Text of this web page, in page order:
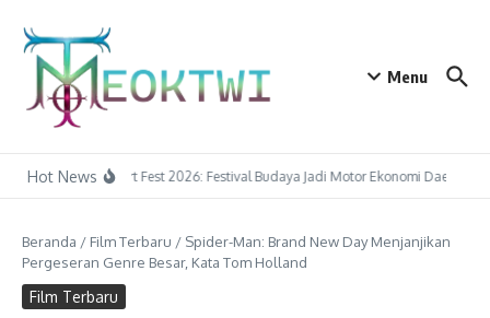
Menu
Hot NewsTapin Art Fest 2026: Festival Budaya Jadi Motor Ekonomi Daerah
Beranda / Film Terbaru / Spider-Man: Brand New Day Menjanjikan
Pergeseran Genre Besar, Kata Tom Holland
Film Terbaru